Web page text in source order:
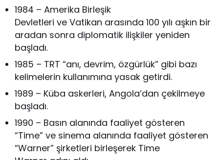
1984 – Amerika Birleşik
Devletleri ve Vatikan arasında 100 yılı aşkın bir
aradan sonra diplomatik ilişkiler yeniden
başladı.
1985 – TRT “anı, devrim, özgürlük” gibi bazı
kelimelerin kullanımına yasak getirdi.
1989 – Küba askerleri, Angola’dan çekilmeye
başladı.
1990 – Basın alanında faaliyet gösteren
“Time” ve sinema alanında faaliyet gösteren
“Warner” şirketleri birleşerek Time